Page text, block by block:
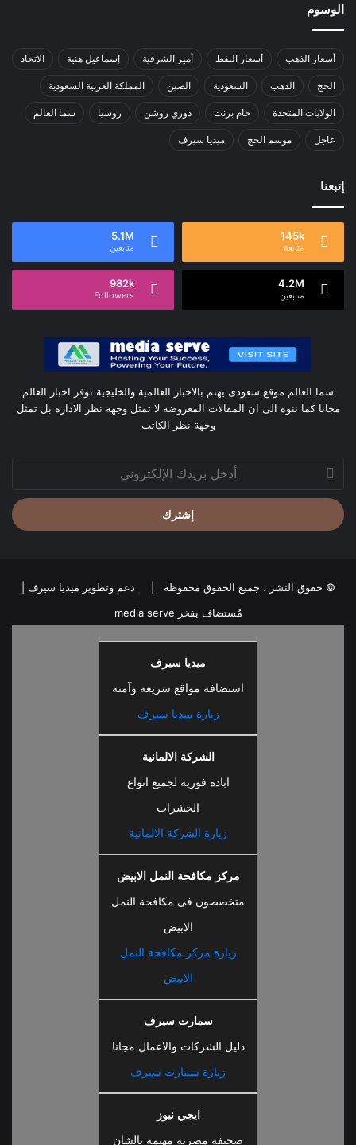
الوسوم
أسعار الذهب أسعار النفط أمير الشرقية إسماعيل هنية الاتحاد
الحج الذهب السعودية الصين المملكة العربية السعودية
الولايات المتحدة خام برنت دوري روشن روسيا سما العالم
عاجل موسم الحج ميديا سيرف
إتبعنا
145k
متابعة
5.1M
متابعين
4.2M
متابعين
982k
Followers
سما العالم موقع سعودى يهتم بالاخبار العالمية والخليجية نوفر اخبار العالم
مجانا كما ننوه الى ان المقالات المعروضة لا تمثل وجهة نظر الادارة بل تمثل
وجهة نظر الكاتب
بريدك
الإلكتروني
© حقوق النشر ، جميع الحقوق محفوظة | دعم وتطوير ميديا سيرف
مُستضاف بفخر media serve
ميديا سيرف
استضافة مواقع سريعة وآمنة
زيارة ميديا سيرف
الشركة الالمانية
ابادة فورية لجميع انواع
الحشرات
زيارة الشركة الالمانية
مركز مكافحة النمل الابيض
متخصصون فى مكافحة النمل
الابيض
زيارة مركز مكافحة النمل
الابيض
سمارت سيرف
دليل الشركات والاعمال مجانا
زيارة سمارت سيرف
ايجي نيوز
صحيفة مصرية مهتمة بالشان